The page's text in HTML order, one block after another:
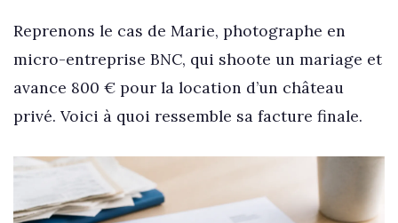
Reprenons le cas de Marie, photographe en
micro-entreprise BNC, qui shoote un mariage et
avance 800 € pour la location d’un château
privé. Voici à quoi ressemble sa facture finale.